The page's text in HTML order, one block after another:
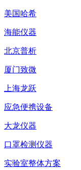
美国哈希
海能仪器
北京普析
厦门致微
上海龙跃
应急便携设备
大龙仪器
口罩检测仪器
实验室整体方案